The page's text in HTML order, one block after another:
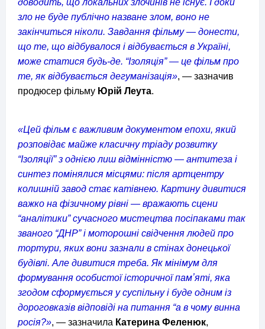
доводить, що локальних злочинів не існує. І доки
зло не буде публічно назване злом, воно не
закінчиться ніколи. Завдання фільму — донести,
що те, що відбувалося і відбувається в Україні,
може статися будь-де. “Ізоляція” — це фільм про
те, як відбувається дегуманізація», — зазначив
продюсер фільму Юрій Леута.
«Цей фільм є важливим документом епохи, який
розповідає майже класичну тріаду розвитку
“Ізоляції” з однією лиш відмінністю — антитеза і
синтез помінялися місцями: після артцентру
колишній завод стає катівнею. Картину дивитися
важко на фізичному рівні — вражають сцени
“аналітики” сучасного мистецтва посіпаками так
званого “ДНР” і моторошні свідчення людей про
тортури, яких вони зазнали в стінах донецької
будівлі. Але дивитися треба. Як мінімум для
формування особистої історичної памʼяті, яка
згодом сформується у суспільну і буде одним із
дороговказів відповіді на питання “а в чому винна
росія?», — зазначила Катерина Феленюк,